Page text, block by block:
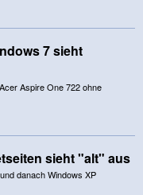
7 sieht
Aspire One 722 ohne
sieht "alt" aus
danach Windows XP